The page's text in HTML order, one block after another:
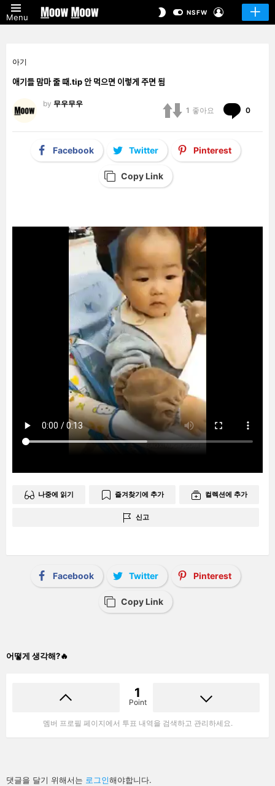
Menu
SWITCHNSFW
아기
애기들 맘마 줄 때.tip 안 먹으면 이렇게 주면 됨
by 무우무우
1 좋아요 0
Facebook Twitter Pinterest
Copy Link
나중에 읽기 즐겨찾기에 추가 컬렉션에 추가
신고
Facebook Twitter Pinterest
Copy Link
어떻게 생각해?🔥
1
Point
멤버 프로필 페이지에서 투표 내역을 검색하고 관리하세요.
답
댓글을 달기 위해서는 로그인해야합니다.